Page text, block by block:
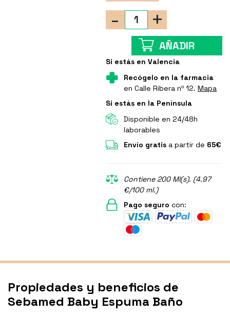
+
-
AÑADIR
Si estás en Valencia
Recógelo en la farmacia
en Calle Ribera nº 12. Mapa
Si estás en la Península
Disponible en 24/48h
laborables
Envío gratisa partir de 65€
Contiene 200 Ml(s). (4.97
€/100 ml.)
Pago seguro con:
Propiedades y beneficios de
Sebamed Baby Espuma Baño